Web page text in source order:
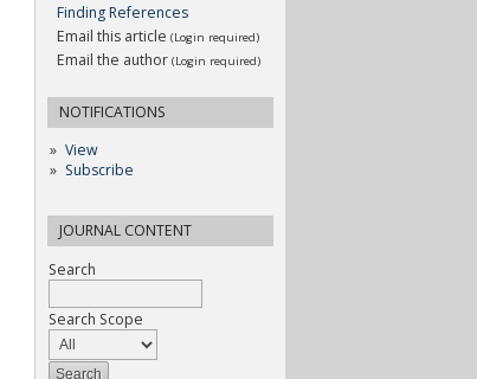
Finding References
Email this article (Login required)
Email the author (Login required)
NOTIFICATIONS
View
Subscribe
JOURNAL CONTENT
Search
Search Scope